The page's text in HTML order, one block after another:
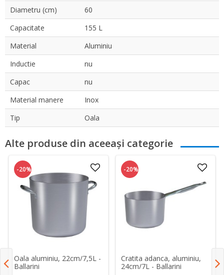
Diametru (cm)
60
Capacitate
155 L
Material
Aluminiu
Inductie
nu
Capac
nu
Material manere
Inox
Tip
Oala
Alte produse din aceeași categorie
-20%
Oala aluminiu, 22cm/7,5L -
Ballarini
-20%
Cratita adanca, aluminiu,
24cm/7L - Ballarini